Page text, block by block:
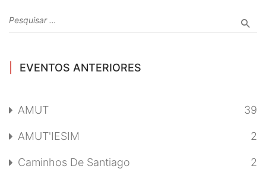
EVENTOS ANTERIORES
AMUT 39
AMUT'IESIM 2
Caminhos De Santiago 2